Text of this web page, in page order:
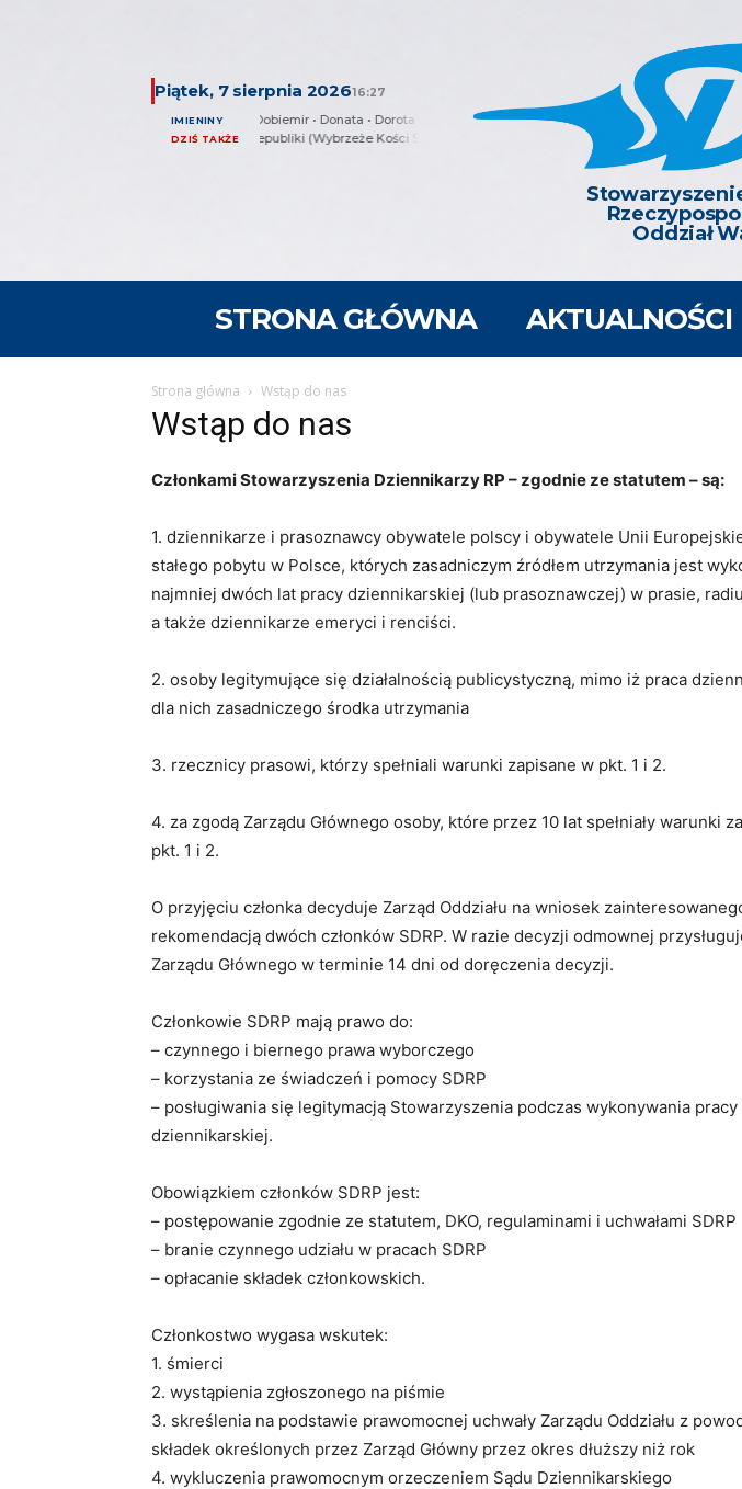
Piątek, 7 sierpnia 202616:27
IMIENINYAnna • Dobiemir • Donata • Dorota • Kajetan Anna • Dobiemir • Donata • Dorota •
DZIŚ TAKŻEDzień Republiki (Wybrzeże Kości Słoniowej) Dzień Republiki (Wybrzeże Kości
STRONA GŁÓWNA AKTUALNOŚCI
Strona główna Wstąp do nas
Wstąp do nas
Członkami Stowarzyszenia Dziennikarzy RP – zgodnie ze statutem – są:
1. dziennikarze i prasoznawcy obywatele polscy i obywatele Unii
stałego pobytu w Polsce, których zasadniczym źródłem utrzymania jest
najmniej dwóch lat pracy dziennikarskiej (lub prasoznawczej) w prasie,
a także dziennikarze emeryci i renciści.
2. osoby legitymujące się działalnością publicystyczną, mimo iż praca
dla nich zasadniczego środka utrzymania
3. rzecznicy prasowi, którzy spełniali warunki zapisane w pkt. 1 i 2.
4. za zgodą Zarządu Głównego osoby, które przez 10 lat spełniały warunki
pkt. 1 i 2.
O przyjęciu członka decyduje Zarząd Oddziału na wniosek
rekomendacją dwóch członków SDRP. W razie decyzji odmownej
Zarządu Głównego w terminie 14 dni od doręczenia decyzji.
Członkowie SDRP mają prawo do:
– czynnego i biernego prawa wyborczego
– korzystania ze świadczeń i pomocy SDRP
– posługiwania się legitymacją Stowarzyszenia podczas wykonywania pracy
dziennikarskiej.
Obowiązkiem członków SDRP jest:
– postępowanie zgodnie ze statutem, DKO, regulaminami i uchwałami SDRP
– branie czynnego udziału w pracach SDRP
– opłacanie składek członkowskich.
Członkostwo wygasa wskutek:
1. śmierci
2. wystąpienia zgłoszonego na piśmie
3. skreślenia na podstawie prawomocnej uchwały Zarządu Oddziału z
składek określonych przez Zarząd Główny przez okres dłuższy niż rok
4. wykluczenia prawomocnym orzeczeniem Sądu Dziennikarskiego